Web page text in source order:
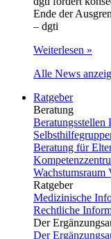
Ende der
– dgti
Weiterlesen »
Alle News
Ratgeber
Beratung
Beratungsstellen
Beratung für
Wachstumsraum
Ratgeber
Medizinische
Rechtliche
Der
Der